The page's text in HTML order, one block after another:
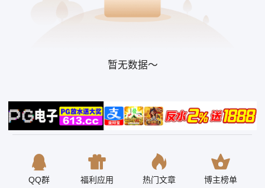
暂无数据～
QQ群 福利应用 热门文章 博主榜单